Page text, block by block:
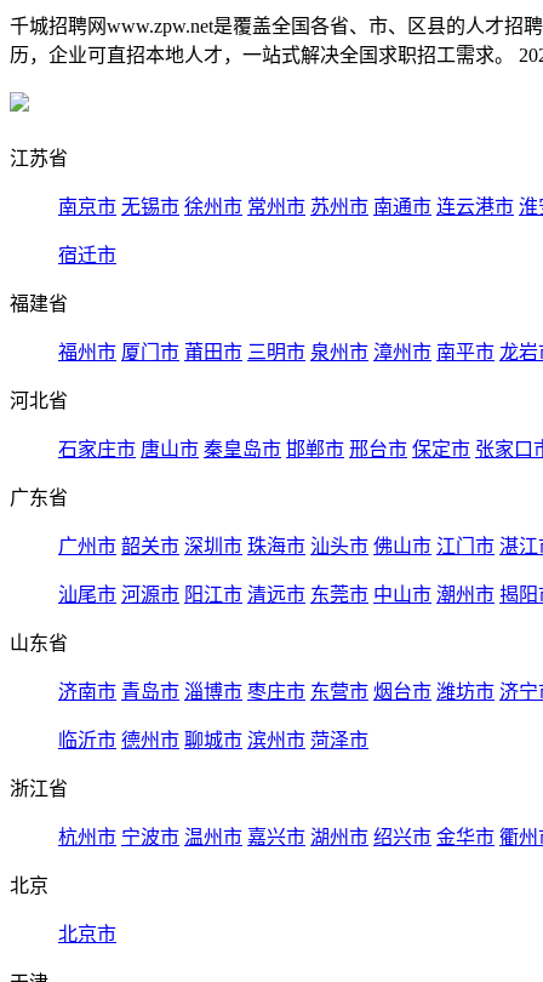
千城招聘网www.zpw.net是覆盖全国各省、市、区县的人才
历，企业可直招本地人才，一站式解决全国求职招工需求。
江苏省
南京市 无锡市 徐州市 常州市 苏州市 南通市 连云港市 淮
宿迁市
福建省
福州市 厦门市 莆田市 三明市 泉州市 漳州市 南平市 龙岩
河北省
石家庄市 唐山市 秦皇岛市 邯郸市 邢台市 保定市 张家口
广东省
广州市 韶关市 深圳市 珠海市 汕头市 佛山市 江门市 湛江
汕尾市 河源市 阳江市 清远市 东莞市 中山市 潮州市 揭阳
山东省
济南市 青岛市 淄博市 枣庄市 东营市 烟台市 潍坊市 济宁
临沂市 德州市 聊城市 滨州市 菏泽市
浙江省
杭州市 宁波市 温州市 嘉兴市 湖州市 绍兴市 金华市 衢州
北京
北京市